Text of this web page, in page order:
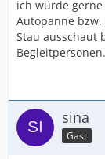
ich würde
Autopanne
Stau ausschaut
Begleitpersonen.
sina
Gast